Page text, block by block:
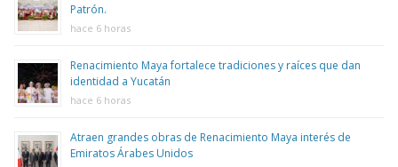
Patrón.
hace 6 horas
Renacimiento Maya fortalece tradiciones y raíces que dan
identidad a Yucatán
hace 6 horas
Atraen grandes obras de Renacimiento Maya interés de
Emiratos Árabes Unidos